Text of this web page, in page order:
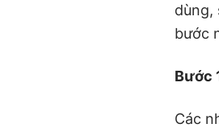
dùng,
bước
Bước
Các